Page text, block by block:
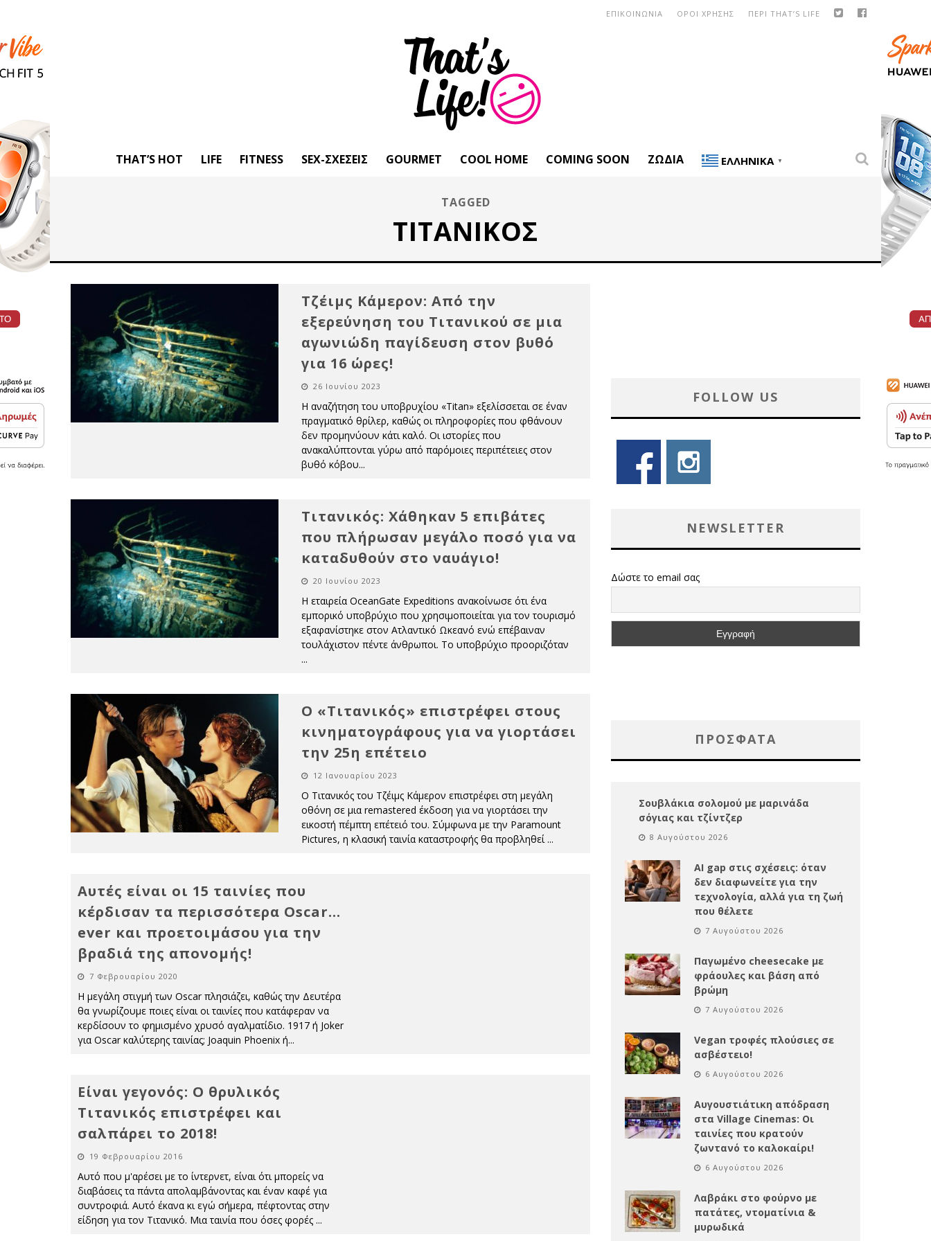
ΠΕΡΙ THAT’S LIFE
ΟΡΟΙ ΧΡΗΣΗΣ
ΕΠΙΚΟΙΝΩΝΙΑ
THAT’S HOT LIFE FITNESS SEX-ΣΧΈΣΕΙΣ GOURMET COOL HOME COMING SOON ΖΏΔΙΑ ΕΛΛΗΝΙΚΆ ▼
TAGGED
ΤΙΤΑΝΙΚΌΣ
Τζέιμς Κάμερον: Από την
εξερεύνηση του Τιτανικού σε μια
αγωνιώδη παγίδευση στον βυθό
για 16 ώρες!
26 Ιουνίου 2023
Η αναζήτηση του υποβρυχίου «Titan» εξελίσσεται σε έναν
πραγματικό θρίλερ, καθώς οι πληροφορίες που φθάνουν
δεν προμηνύουν κάτι καλό. Οι ιστορίες που
ανακαλύπτονται γύρω από παρόμοιες περιπέτειες στον
βυθό κόβου...
Τιτανικός: Χάθηκαν 5 επιβάτες
που πλήρωσαν μεγάλο ποσό για να
καταδυθούν στο ναυάγιο!
20 Ιουνίου 2023
Η εταιρεία OceanGate Expeditions ανακοίνωσε ότι ένα
εμπορικό υποβρύχιο που χρησιμοποιείται για τον τουρισμό
εξαφανίστηκε στον Ατλαντικό Ωκεανό ενώ επέβαιναν
τουλάχιστον πέντε άνθρωποι. Το υποβρύχιο προοριζόταν
...
Ο «Τιτανικός» επιστρέφει στους
κινηματογράφους για να γιορτάσει
την 25η επέτειο
12 Ιανουαρίου 2023
Ο Τιτανικός του Τζέιμς Κάμερον επιστρέφει στη μεγάλη
οθόνη σε μια remastered έκδοση για να γιορτάσει την
εικοστή πέμπτη επέτειό του. Σύμφωνα με την Paramount
Pictures, η κλασική ταινία καταστροφής θα προβληθεί ...
Αυτές είναι οι 15 ταινίες που
κέρδισαν τα περισσότερα Oscar…
ever και προετοιμάσου για την
βραδιά της απονομής!
7 Φεβρουαρίου 2020
H μεγάλη στιγμή των Oscar πλησιάζει, καθώς την Δευτέρα
θα γνωρίζουμε ποιες είναι οι ταινίες που κατάφεραν να
κερδίσουν το φημισμένο χρυσό αγαλματίδιο. 1917 ή Joker
για Oscar καλύτερης ταινίας; Joaquin Phoenix ή...
Είναι γεγονός: Ο θρυλικός
Τιτανικός επιστρέφει και
σαλπάρει το 2018!
19 Φεβρουαρίου 2016
Αυτό που μ'αρέσει με το ίντερνετ, είναι ότι μπορείς να
διαβάσεις τα πάντα απολαμβάνοντας και έναν καφέ για
συντροφιά. Αυτό έκανα κι εγώ σήμερα, πέφτοντας στην
είδηση για τον Τιτανικό. Μια ταινία που όσες φορές ...
FOLLOW US
NEWSLETTER
Δώστε το email σας
ΠΡΌΣΦΑΤΑ
Σουβλάκια σολομού με μαρινάδα
σόγιας και τζίντζερ
8 Αυγούστου 2026
AI gap στις σχέσεις: όταν
δεν διαφωνείτε για την
τεχνολογία, αλλά για τη ζωή
που θέλετε
7 Αυγούστου 2026
Παγωμένο cheesecake με
φράουλες και βάση από
βρώμη
7 Αυγούστου 2026
Vegan τροφές πλούσιες σε
ασβέστειο!
6 Αυγούστου 2026
Αυγουστιάτικη απόδραση
στα Village Cinemas: Οι
ταινίες που κρατούν
ζωντανό το καλοκαίρι!
6 Αυγούστου 2026
Λαβράκι στο φούρνο με
πατάτες, ντοματίνια &
μυρωδικά